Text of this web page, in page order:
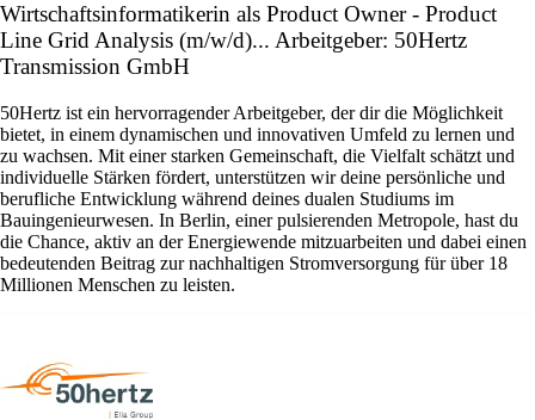
Wirtschaftsinformatikerin als Product Owner - Product
Line Grid Analysis (m/w/d)... Arbeitgeber: 50Hertz
Transmission GmbH
50Hertz ist ein hervorragender Arbeitgeber, der dir die Möglichkeit
bietet, in einem dynamischen und innovativen Umfeld zu lernen und
zu wachsen. Mit einer starken Gemeinschaft, die Vielfalt schätzt und
individuelle Stärken fördert, unterstützen wir deine persönliche und
berufliche Entwicklung während deines dualen Studiums im
Bauingenieurwesen. In Berlin, einer pulsierenden Metropole, hast du
die Chance, aktiv an der Energiewende mitzuarbeiten und dabei einen
bedeutenden Beitrag zur nachhaltigen Stromversorgung für über 18
Millionen Menschen zu leisten.